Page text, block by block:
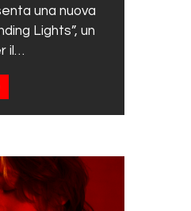
una nuova
Lights”, un
il…